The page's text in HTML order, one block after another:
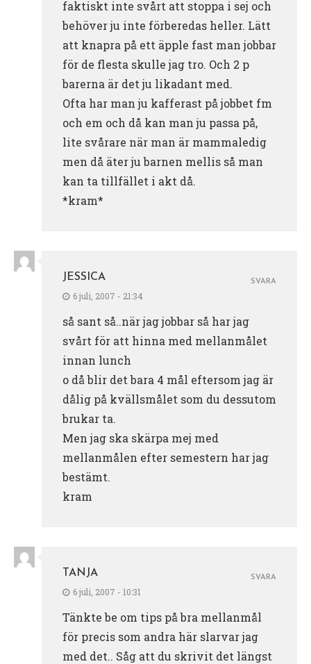
faktiskt inte svårt att stoppa i sej och
behöver ju inte förberedas heller. Lätt
att knapra på ett äpple fast man jobbar
för de flesta skulle jag tro. Och 2 p
barerna är det ju likadant med.
Ofta har man ju kafferast på jobbet fm
och em och då kan man ju passa på,
lite svårare när man är mammaledig
men då äter ju barnen mellis så man
kan ta tillfället i akt då.
*kram*
JESSICA
6 juli, 2007 - 21:34
så sant så..när jag jobbar så har jag
svårt för att hinna med mellanmålet
innan lunch
o då blir det bara 4 mål eftersom jag är
dålig på kvällsmålet som du dessutom
brukar ta.
Men jag ska skärpa mej med
mellanmålen efter semestern har jag
bestämt.
kram
SVARA
TANJA
6 juli, 2007 - 10:31
Tänkte be om tips på bra mellanmål
för precis som andra här slarvar jag
med det.. Såg att du skrivit det längst
SVARA